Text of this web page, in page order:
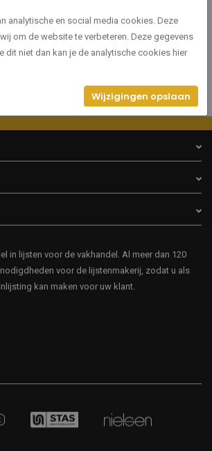
238616
in lijsten voor de vakhandel. Al meer dan 120
voor de lijstenmakerij, zodat u als
kan maken voor uw klant.
analytische en social media cookies. Deze
om de website te verbeteren. Deze gegevens
dit niet dan kan je de analytische cookies hier
Wijzigingen opslaan